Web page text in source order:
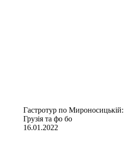
Гастротур по
Грузія та фо бо
16.01.2022